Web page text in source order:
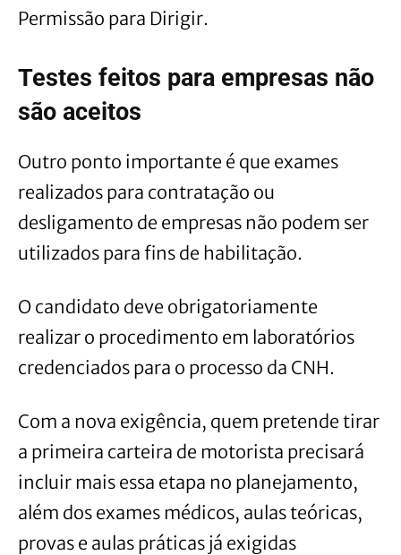
Permissão para Dirigir.
Testes feitos para empresas não
são aceitos
Outro ponto importante é que exames
realizados para contratação ou
desligamento de empresas não podem ser
utilizados para fins de habilitação.
O candidato deve obrigatoriamente
realizar o procedimento em laboratórios
credenciados para o processo da CNH.
Com a nova exigência, quem pretende tirar
a primeira carteira de motorista precisará
incluir mais essa etapa no planejamento,
além dos exames médicos, aulas teóricas,
provas e aulas práticas já exigidas